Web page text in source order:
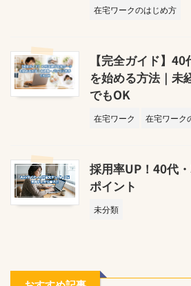
在宅ワークのはじめ方
【完全ガイド】
を始める方法｜未
でもOK
在宅ワーク 在宅ワーク
採用率UP！40代
ポイント
未分類